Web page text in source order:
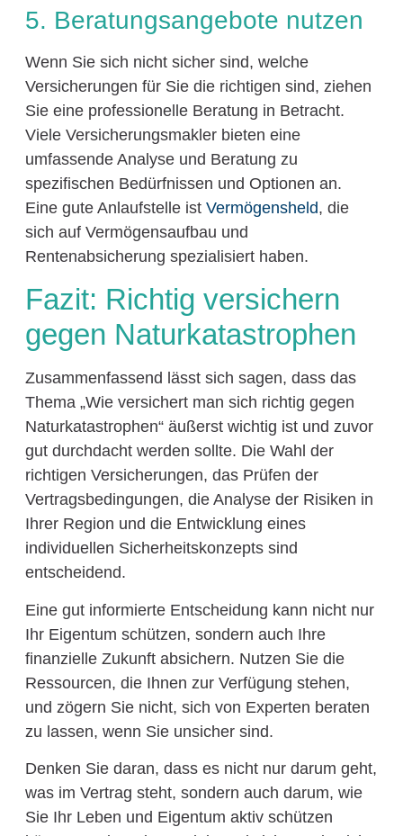
5. Beratungsangebote nutzen
Wenn Sie sich nicht sicher sind, welche
Versicherungen für Sie die richtigen sind, ziehen
Sie eine professionelle Beratung in Betracht.
Viele Versicherungsmakler bieten eine
umfassende Analyse und Beratung zu
spezifischen Bedürfnissen und Optionen an.
Eine gute Anlaufstelle ist Vermögensheld, die
sich auf Vermögensaufbau und
Rentenabsicherung spezialisiert haben.
Fazit: Richtig versichern
gegen Naturkatastrophen
Zusammenfassend lässt sich sagen, dass das
Thema „Wie versichert man sich richtig gegen
Naturkatastrophen“ äußerst wichtig ist und zuvor
gut durchdacht werden sollte. Die Wahl der
richtigen Versicherungen, das Prüfen der
Vertragsbedingungen, die Analyse der Risiken in
Ihrer Region und die Entwicklung eines
individuellen Sicherheitskonzepts sind
entscheidend.
Eine gut informierte Entscheidung kann nicht nur
Ihr Eigentum schützen, sondern auch Ihre
finanzielle Zukunft absichern. Nutzen Sie die
Ressourcen, die Ihnen zur Verfügung stehen,
und zögern Sie nicht, sich von Experten beraten
zu lassen, wenn Sie unsicher sind.
Denken Sie daran, dass es nicht nur darum geht,
was im Vertrag steht, sondern auch darum, wie
Sie Ihr Leben und Eigentum aktiv schützen